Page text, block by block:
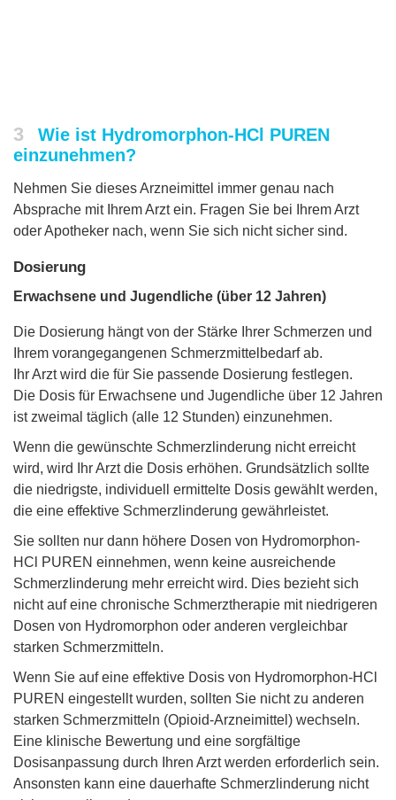
3
Wie ist Hydromorphon-HCl PUREN
einzunehmen?
Nehmen Sie dieses Arzneimittel immer genau nach
Absprache mit Ihrem Arzt ein. Fragen Sie bei Ihrem Arzt
oder Apotheker nach, wenn Sie sich nicht sicher sind.
Dosierung
Erwachsene und Jugendliche (über 12 Jahren)
Die Dosierung hängt von der Stärke Ihrer Schmerzen und
Ihrem vorangegangenen Schmerzmittelbedarf ab.
Ihr Arzt wird die für Sie passende Dosierung festlegen.
Die Dosis für Erwachsene und Jugendliche über 12 Jahren
ist zweimal täglich (alle 12 Stunden) einzunehmen.
Wenn die gewünschte Schmerzlinderung nicht erreicht
wird, wird Ihr Arzt die Dosis erhöhen. Grundsätzlich sollte
die niedrigste, individuell ermittelte Dosis gewählt werden,
die eine effektive Schmerzlinderung gewährleistet.
Sie sollten nur dann höhere Dosen von Hydromorphon-
HCl PUREN einnehmen, wenn keine ausreichende
Schmerzlinderung mehr erreicht wird. Dies bezieht sich
nicht auf eine chronische Schmerztherapie mit niedrigeren
Dosen von Hydromorphon oder anderen vergleichbar
starken Schmerzmitteln.
Wenn Sie auf eine effektive Dosis von Hydromorphon-HCl
PUREN eingestellt wurden, sollten Sie nicht zu anderen
starken Schmerzmitteln (Opioid-Arzneimittel) wechseln.
Eine klinische Bewertung und eine sorgfältige
Dosisanpassung durch Ihren Arzt werden erforderlich sein.
Ansonsten kann eine dauerhafte Schmerzlinderung nicht